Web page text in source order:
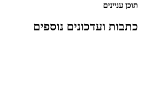
תוכן עניינים
כתבות ועדכונים נוספים